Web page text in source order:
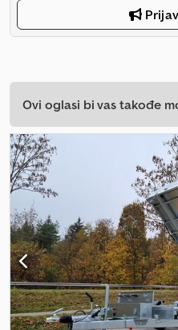
Ovi oglasi bi vas takođe